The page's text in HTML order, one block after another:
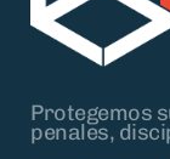
Protegemos
penales,